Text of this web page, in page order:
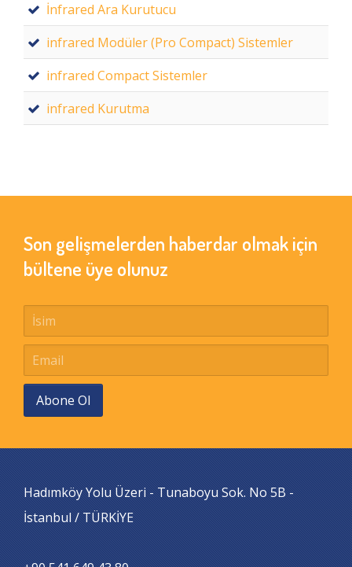
İnfrared Ara Kurutucu
infrared Modüler (Pro Compact) Sistemler
infrared Compact Sistemler
infrared Kurutma
Son gelişmelerden haberdar olmak için
bültene üye olunuz
Abone Ol
Hadımköy Yolu Üzeri - Tunaboyu Sok. No 5B -
İstanbul / TÜRKİYE